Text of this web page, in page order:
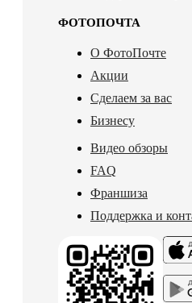
ФОТОПОЧТА
О ФотоПочте
Акции
Сделаем за вас
Бизнесу
Видео обзоры
FAQ
Франшиза
Поддержка и